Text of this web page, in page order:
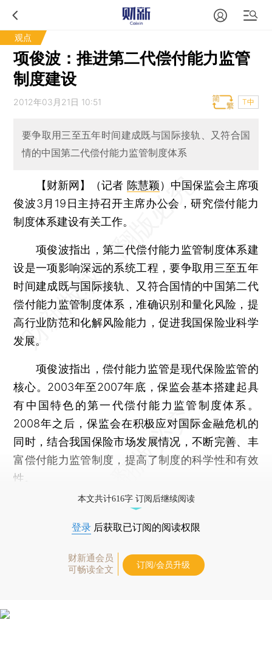
观点
项俊波：推进第二代偿付能力监管
制度建设
2012年03月21日 10:51 T中
要争取用三至五年时间建成既与国际接轨、又符合国
情的中国第二代偿付能力监管制度体系
【财新网】（记者 陈慧颖） 中国保监会主席项
俊波3月19日主持召开主席办公会，研究偿付能力
制度体系建设有关工作。
项俊波指出，第二代偿付能力监管制度体系建
设是一项影响深远的系统工程，要争取用三至五年
时间建成既与国际接轨、又符合国情的中国第二代
偿付能力监管制度体系，准确识别和量化风险，提
高行业防范和化解风险能力，促进我国保险业科学
发展。
项俊波指出，偿付能力监管是现代保险监管的
核心。2003年至2007年底，保监会基本搭建起具
有中国特色的第一代偿付能力监管制度体系。
2008年之后，保监会在积极应对国际金融危机的
同时，结合我国保险市场发展情况，不断完善、丰
富偿付能力监管制度，提高了制度的科学性和有效
性。
本文共计616字 订阅后继续阅读
登录 后获取已订阅的阅读权限
财新通会员
可畅读全文
订阅/会员升级